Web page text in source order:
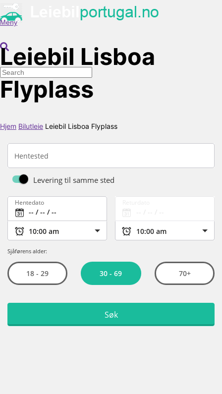
Meny
Leiebil Lisboa
Flyplass
Hjem Bilutleie Leiebil Lisboa Flyplass
Hentested
Levering til samme sted
Hentedato
Sjåførens alder:
18 - 29 30 - 69 70+
Søk